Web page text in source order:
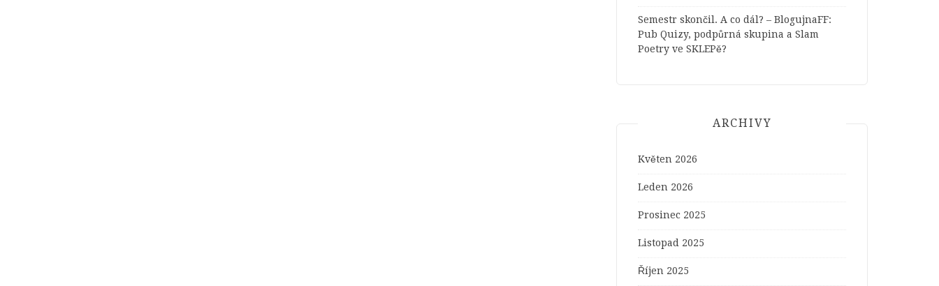
Semestr skončil. A co dál? – BlogujnaFF:
Pub Quizy, podpůrná skupina a Slam
Poetry ve SKLEPě?
ARCHIVY
Květen 2026
Leden 2026
Prosinec 2025
Listopad 2025
Říjen 2025